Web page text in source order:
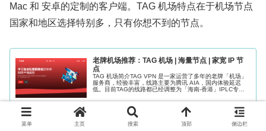
Mac 和 安卓的定制的客户端。TAG 机场特点在于机场节点
国家和地区选择特别多，只有你想不到的节点。
老牌机场推荐：TAG 机场 | 海量节点 | 家宽 IP 节
点
TAG 机场简介TAG VPN 是一家运营了多年的老牌「机场」
服务商，经验丰富，线路主要为腾讯 AIA，国内体验延迟
低。目前TAG的线路都已经调整为「海南-香港」IPLC专
是比较稳定，提供...
runtufenxiang.org 2026.02.17
菜单 主页 搜索 顶部 侧边栏